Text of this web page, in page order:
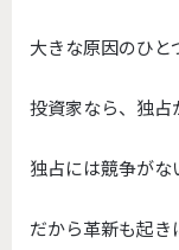
大きな原因のひと
投資家なら、独占
独占には競争がな
だから革新も起き